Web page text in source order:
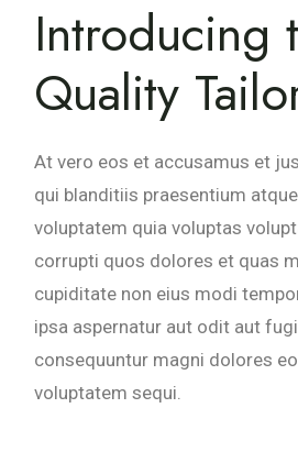
Introducing
Quality
At vero eos et accusamus et
qui blanditiis praesentium
voluptatem quia voluptas
corrupti quos dolores et quas
cupiditate non eius modi
ipsa aspernatur aut odit aut
consequuntur magni dolores
voluptatem sequi.